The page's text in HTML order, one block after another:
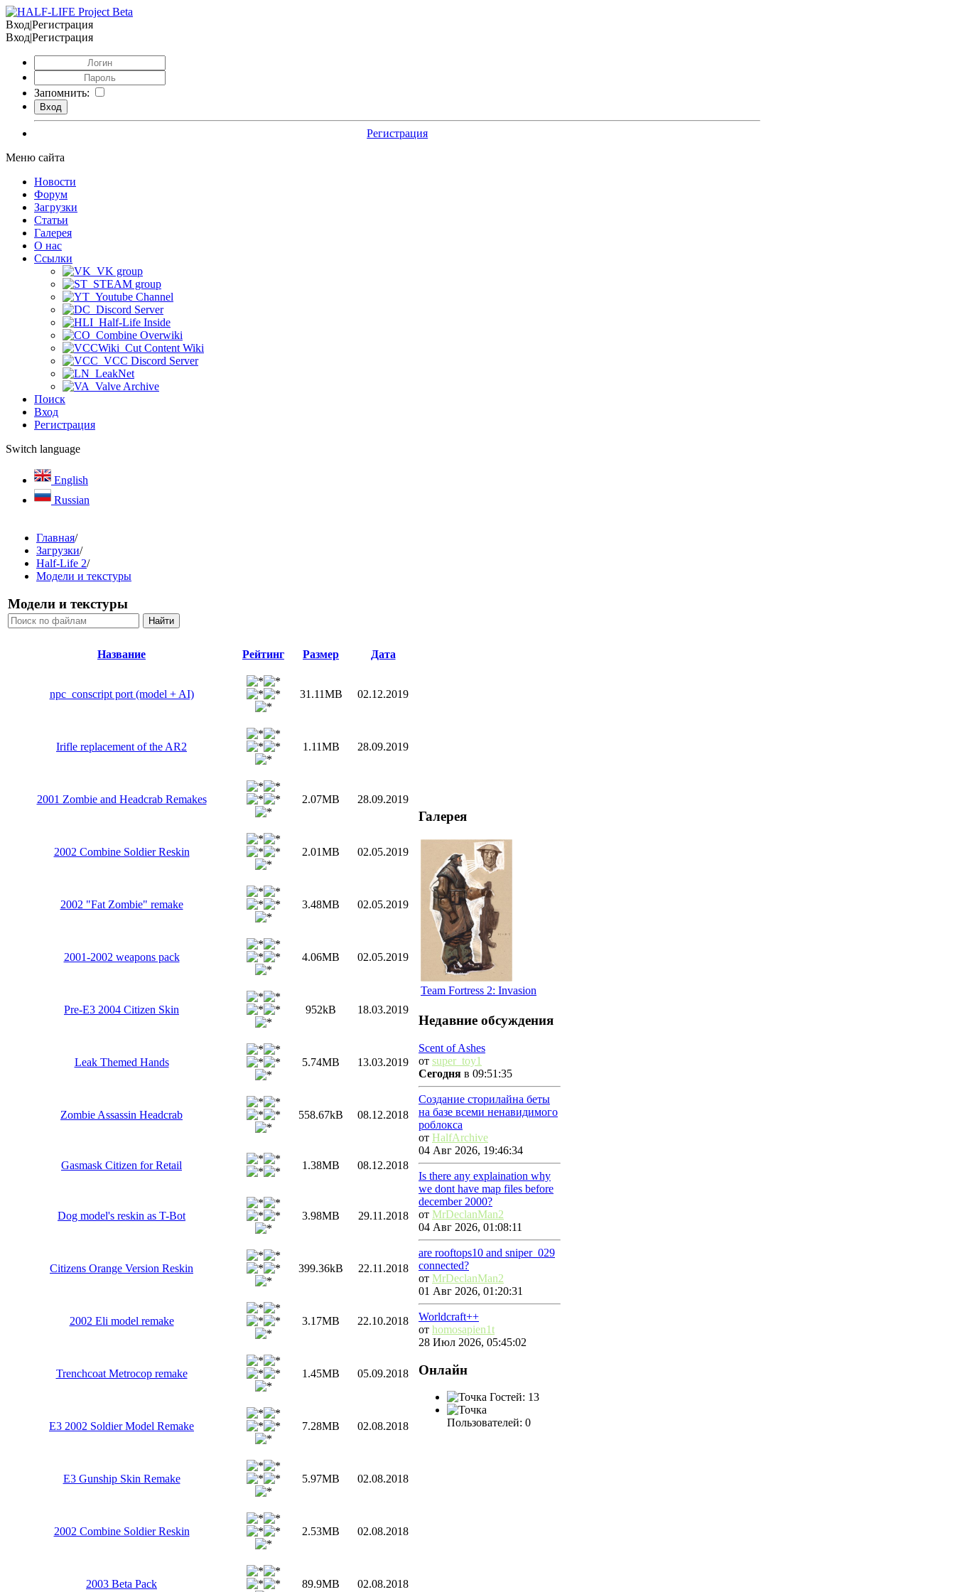
Вход|Регистрация
Вход|Регистрация
Запомнить:
Регистрация
Меню сайта
Новости
Форум
Загрузки
Статьи
Галерея
О нас
Ссылки
VK group
STEAM group
Youtube Channel
Discord Server
Half-Life Inside
Combine Overwiki
Cut Content Wiki
VCC Discord Server
LeakNet
Valve Archive
Поиск
Вход
Регистрация
Switch language
English
Russian
Главная/
Загрузки/
Half-Life 2/
Модели и текстуры
Модели и текстуры
Название Рейтинг Размер Дата
npc_conscript port (model + AI) 31.11MB 02.12.2019
Irifle replacement of the AR2 1.11MB 28.09.2019
2001 Zombie and Headcrab Remakes 2.07MB 28.09.2019
2002 Combine Soldier Reskin 2.01MB 02.05.2019
2002 "Fat Zombie" remake 3.48MB 02.05.2019
2001-2002 weapons pack 4.06MB 02.05.2019
Pre-E3 2004 Citizen Skin 952kB 18.03.2019
Leak Themed Hands 5.74MB 13.03.2019
Zombie Assassin Headcrab 558.67kB 08.12.2018
Gasmask Citizen for Retail 1.38MB 08.12.2018
Dog model's reskin as T-Bot 3.98MB 29.11.2018
Citizens Orange Version Reskin 399.36kB 22.11.2018
2002 Eli model remake 3.17MB 22.10.2018
Trenchcoat Metrocop remake 1.45MB 05.09.2018
E3 2002 Soldier Model Remake 7.28MB 02.08.2018
E3 Gunship Skin Remake 5.97MB 02.08.2018
2002 Combine Soldier Reskin 2.53MB 02.08.2018
2003 Beta Pack 89.9MB 02.08.2018
Галерея
Team Fortress 2: Invasion
Недавние обсуждения
Scent of Ashes
от super_toy1
Сегодня в 09:51:35
Создание сторилайна беты
на базе всеми ненавидимого
роблокса
от HalfArchive
04 Авг 2026, 19:46:34
Is there any explaination why
we dont have map files before
december 2000?
от MrDeclanMan2
04 Авг 2026, 01:08:11
are rooftops10 and sniper_029
connected?
от MrDeclanMan2
01 Авг 2026, 01:20:31
Worldcraft++
от homosapien1t
28 Июл 2026, 05:45:02
Онлайн
Гостей: 13
Пользователей: 0